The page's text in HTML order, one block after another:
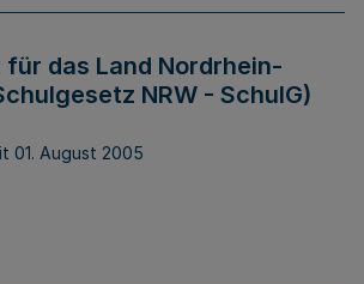
das Land Nordrhein-
NRW - SchulG)
01. August 2005